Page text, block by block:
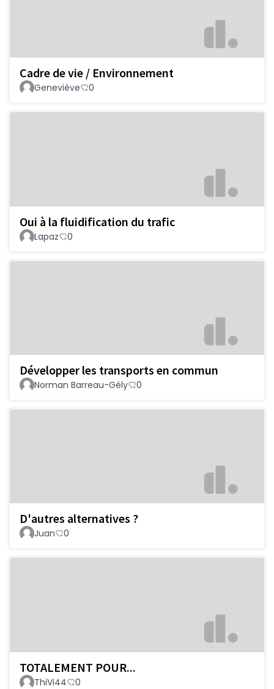
Cadre de vie / Environnement
Geneviève 0
Oui à la fluidification du trafic
Lapaz 0
Développer les transports en commun
Norman Barreau-Gély 0
D'autres alternatives ?
Juan 0
TOTALEMENT POUR...
ThiVi44 0